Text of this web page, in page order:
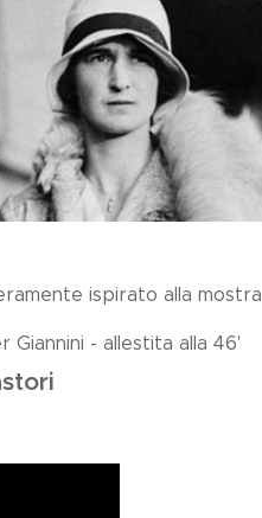
ispirato alla mostra
Giannini - allestita alla 46'